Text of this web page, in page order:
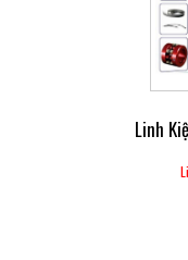
Linh